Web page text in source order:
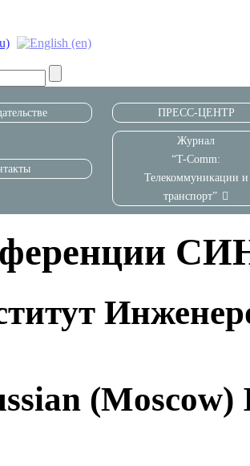
ПРЕСС-ЦЕНТР
Журнал
“T-Comm:
Телекоммуникации и
транспорт”